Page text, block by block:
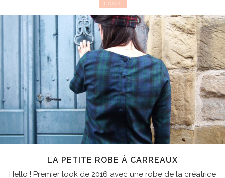
LOOK
LA PETITE ROBE À CARREAUX
Hello ! Premier look de 2016 avec une robe de la créatrice